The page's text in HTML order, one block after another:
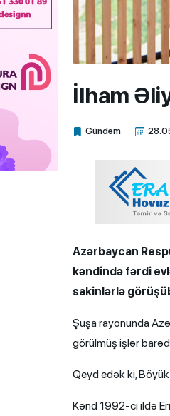
İlham
Gündəm
Xalq.Online
Azərbaycan
kəndində fərdi
sakinlərlə
Şuşa rayonunda
görülmüş işlər
Qeyd edək ki,
Kənd 1992-ci ildə